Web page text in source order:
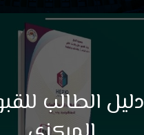
دليل الطالب